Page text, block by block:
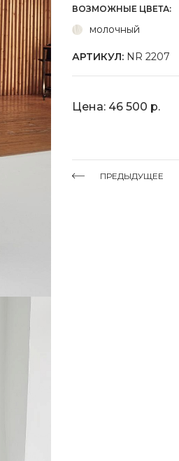
ВОЗМОЖНЫЕ ЦВЕТА:
молочный
АРТИКУЛ: NR 2207
Цена: 46 500 р.
ПРЕДЫДУЩЕЕ